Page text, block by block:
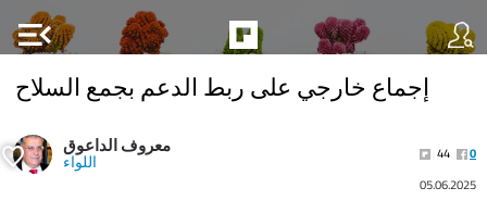
menu_open
إجماع خارجي على ربط الدعم بجمع السلاح
معروف الداعوق
اللواء 44
0
05.06.2025